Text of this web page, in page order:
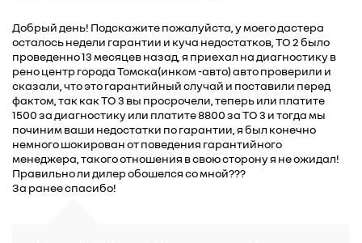
Добрый день! Подскажите пожалуйста, у моего дастера
осталось недели гарантии и куча недостатков, ТО 2 было
проведенно 13 месяцев назад, я приехал на диагностику в
рено центр города Томска(инком -авто) авто проверили и
сказали, что это гарантийный случай и поставили перед
фактом, так как ТО 3 вы просрочели, теперь или платите
1500 за диагностику или платите 8800 за ТО 3 и тогда мы
починим ваши недостатки по гарантии, я был конечно
немного шокирован от поведения гарантийного
менеджера, такого отношения в свою сторону я не ожидал!
Правильно ли дилер обошелся со мной???
За ранее спасибо!